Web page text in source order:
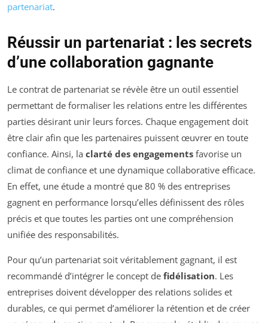
partenariat.
Réussir un partenariat : les secrets
d’une collaboration gagnante
Le contrat de partenariat se révèle être un outil essentiel
permettant de formaliser les relations entre les différentes
parties désirant unir leurs forces. Chaque engagement doit
être clair afin que les partenaires puissent œuvrer en toute
confiance. Ainsi, la clarté des engagements favorise un
climat de confiance et une dynamique collaborative efficace.
En effet, une étude a montré que 80 % des entreprises
gagnent en performance lorsqu’elles définissent des rôles
précis et que toutes les parties ont une compréhension
unifiée des responsabilités.
Pour qu’un partenariat soit véritablement gagnant, il est
recommandé d’intégrer le concept de fidélisation. Les
entreprises doivent développer des relations solides et
durables, ce qui permet d’améliorer la rétention et de créer